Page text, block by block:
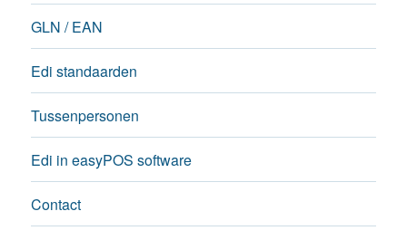
GLN / EAN
Edi standaarden
Tussenpersonen
Edi in easyPOS software
Contact